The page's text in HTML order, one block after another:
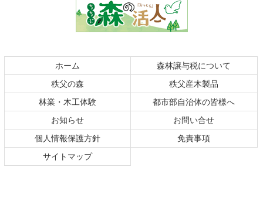
先
戻
る
ホーム
森林譲与税について
秩父の森
秩父産木製品
林業・木工体験
都市部自治体の皆様へ
お知らせ
お問い合せ
個人情報保護方針
免責事項
サイトマップ